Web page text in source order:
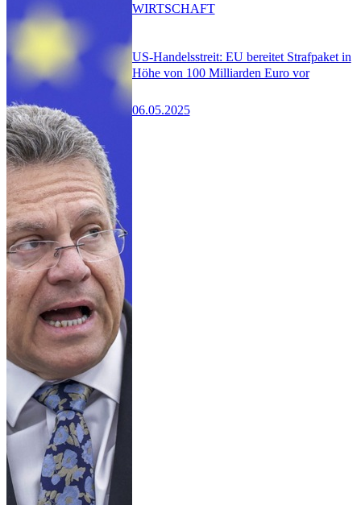
US-Handelsstreit: EU bereitet Strafpaket in
Höhe von 100 Milliarden Euro vor
06.05.2025
WIRTSCHAFT